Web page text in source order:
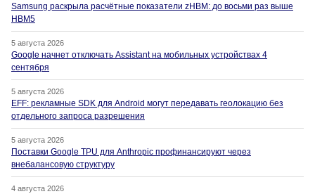
Samsung раскрыла расчётные показатели zHBM: до восьми раз выше
HBM5
5 августа 2026
Google начнет отключать Assistant на мобильных устройствах 4
сентября
5 августа 2026
EFF: рекламные SDK для Android могут передавать геолокацию без
отдельного запроса разрешения
5 августа 2026
Поставки Google TPU для Anthropic профинансируют через
внебалансовую структуру
4 августа 2026